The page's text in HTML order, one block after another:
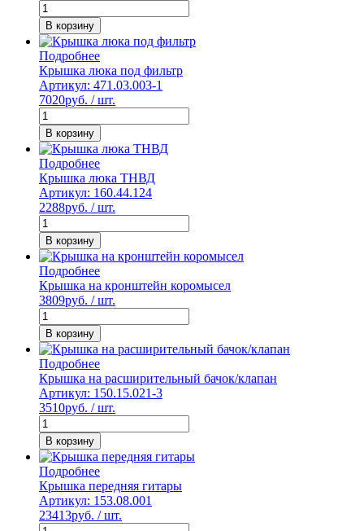
В корзину
Подробнее
Крышка люка под фильтр
Артикул: 471.03.003-1
7020руб. / шт.
В корзину
Подробнее
Крышка люка ТНВД
Артикул: 160.44.124
2288руб. / шт.
В корзину
Подробнее
Крышка на кронштейн коромысел
3809руб. / шт.
В корзину
Подробнее
Крышка на расширительный бачок/клапан
Артикул: 150.15.021-3
3510руб. / шт.
В корзину
Подробнее
Крышка передняя гитары
Артикул: 153.08.001
23413руб. / шт.